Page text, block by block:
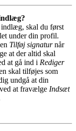
indlæg, skal du først
under din profil.
Tilføj signaturnår
at der altid skal
at gå ind i Rediger
skal tilføjes som
undgå at din
at fravælge Indsæt